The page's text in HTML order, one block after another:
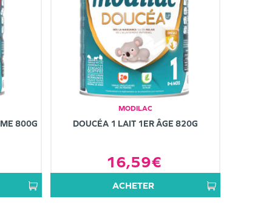
800G
MODILAC
DOUCÉA 1 LAIT 1ER ÂGE 820G
16,59€
ACHETER